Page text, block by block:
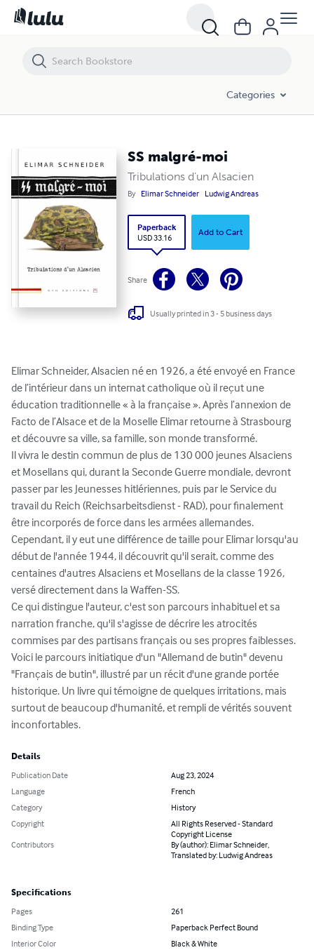
Categories
SS malgré-moi
Tribulations d’un Alsacien
By Elimar Schneider Ludwig Andreas
Paperback
USD 33.16
Add to Cart
Share
Usually printed in 3 - 5 business days
Elimar Schneider, Alsacien né en 1926, a été envoyé en France
de l’intérieur dans un internat catholique où il reçut une
éducation traditionnelle « à la française ». Après l’annexion de
Facto de l’Alsace et de la Moselle Elimar retourne à Strasbourg
et découvre sa ville, sa famille, son monde transformé.
Il vivra le destin commun de plus de 130 000 jeunes Alsaciens
et Mosellans qui, durant la Seconde Guerre mondiale, devront
passer par les Jeunesses hitlériennes, puis par le Service du
travail du Reich (Reichsarbeitsdienst - RAD), pour finalement
être incorporés de force dans les armées allemandes.
Cependant, il y eut une différence de taille pour Elimar lorsqu'au
début de l'année 1944, il découvrit qu'il serait, comme des
centaines d'autres Alsaciens et Mosellans de la classe 1926,
versé directement dans la Waffen-SS.
Ce qui distingue l'auteur, c'est son parcours inhabituel et sa
narration franche, qu'il s'agisse de décrire les atrocités
commises par des partisans français ou ses propres faiblesses.
Voici le parcours initiatique d'un "Allemand de butin" devenu
"Français de butin", illustré par un récit d'une grande portée
historique. Un livre qui témoigne de quelques irritations, mais
surtout de beaucoup d'humanité, et rempli de vérités souvent
inconfortables.
Details
Publication Date
Aug 23, 2024
Language
French
Category
History
Copyright
All Rights Reserved - Standard
Copyright License
Contributors
By (author): Elimar Schneider,
Translated by: Ludwig Andreas
Specifications
Pages
261
Binding Type
Paperback Perfect Bound
Interior Color
Black & White
SS malgré-moi